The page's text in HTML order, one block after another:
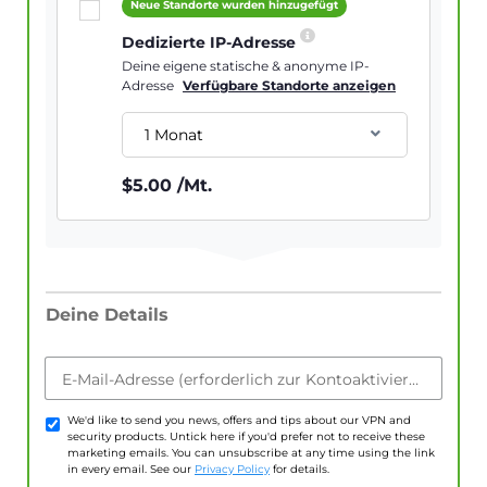
Neue Standorte wurden hinzugefügt
Dedizierte IP-Adresse
Deine eigene statische & anonyme IP-
Adresse Verfügbare Standorte anzeigen
1 Monat
$5.00 /Mt.
Deine Details
E-Mail-Adresse (erforderlich zur Kontoaktivierung)
We'd like to send you news, offers and tips about our VPN and
security products. Untick here if you'd prefer not to receive these
marketing emails. You can unsubscribe at any time using the link
in every email. See our Privacy Policy for details.